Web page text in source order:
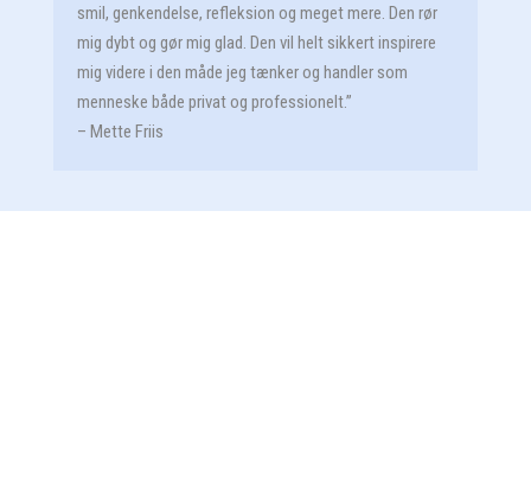
smil, genkendelse, refleksion og meget mere. Den rør
mig dybt og gør mig glad. Den vil helt sikkert inspirere
mig videre i den måde jeg tænker og handler som
menneske både privat og professionelt.”
– Mette Friis